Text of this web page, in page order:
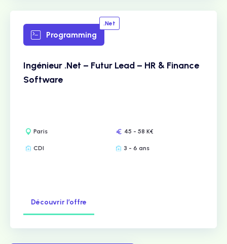
Programming
.Net
Ingénieur .Net – Futur Lead – HR & Finance
Software
Paris 45 - 58 K€
CDI 3 - 6 ans
Découvrir l’offre